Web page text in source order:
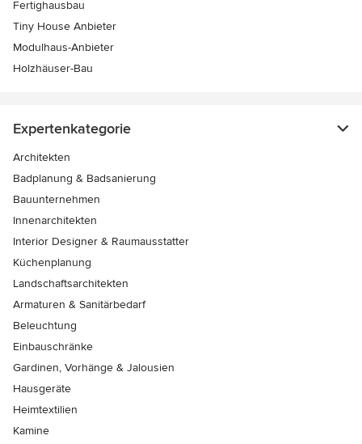
Fertighausbau
Tiny House Anbieter
Modulhaus-Anbieter
Holzhäuser-Bau
Expertenkategorie
Architekten
Badplanung & Badsanierung
Bauunternehmen
Innenarchitekten
Interior Designer & Raumausstatter
Küchenplanung
Landschaftsarchitekten
Armaturen & Sanitärbedarf
Beleuchtung
Einbauschränke
Gardinen, Vorhänge & Jalousien
Hausgeräte
Heimtextilien
Kamine